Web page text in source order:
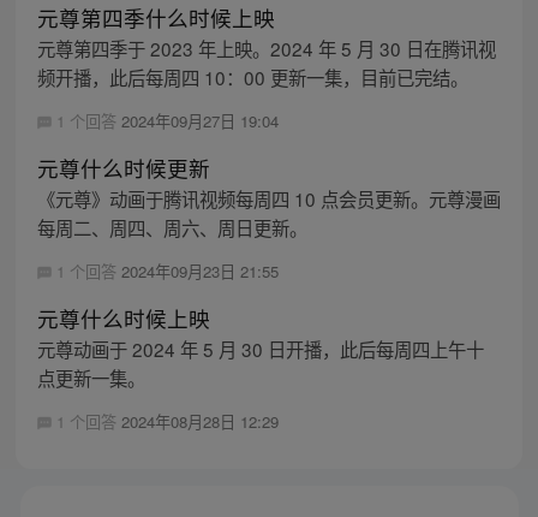
元尊第四季什么时候上映
元尊第四季于 2023 年上映。2024 年 5 月 30 日在腾讯视
频开播，此后每周四 10：00 更新一集，目前已完结。
1 个回答 2024年09月27日 19:04
元尊什么时候更新
《元尊》动画于腾讯视频每周四 10 点会员更新。元尊漫画
每周二、周四、周六、周日更新。
1 个回答 2024年09月23日 21:55
元尊什么时候上映
元尊动画于 2024 年 5 月 30 日开播，此后每周四上午十
点更新一集。
1 个回答 2024年08月28日 12:29